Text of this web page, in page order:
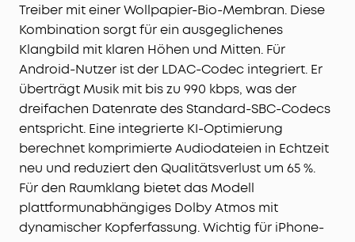
Treiber mit einer Wollpapier-Bio-Membran. Diese
Kombination sorgt für ein ausgeglichenes
Klangbild mit klaren Höhen und Mitten. Für
Android-Nutzer ist der LDAC-Codec integriert. Er
überträgt Musik mit bis zu 990 kbps, was der
dreifachen Datenrate des Standard-SBC-Codecs
entspricht. Eine integrierte KI-Optimierung
berechnet komprimierte Audiodateien in Echtzeit
neu und reduziert den Qualitätsverlust um 65 %.
Für den Raumklang bietet das Modell
plattformunabhängiges Dolby Atmos mit
dynamischer Kopferfassung. Wichtig für iPhone-